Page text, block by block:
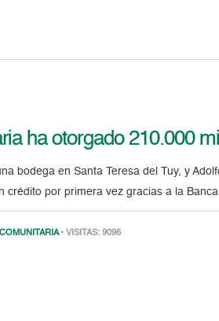
ha otorgado 210.000
bodega en Santa Teresa del Tuy, y
crédito por primera vez gracias a la
• VISITAS: 9096